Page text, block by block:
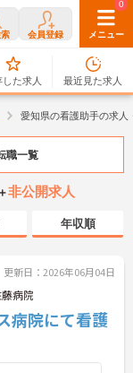
会員登録 メニュー
0
した求人
0
最近見た求人
愛知県の看護助手の求人
職一覧
非公開求人
年収順
更新日：2026年06月04日
病院
病院にて看護